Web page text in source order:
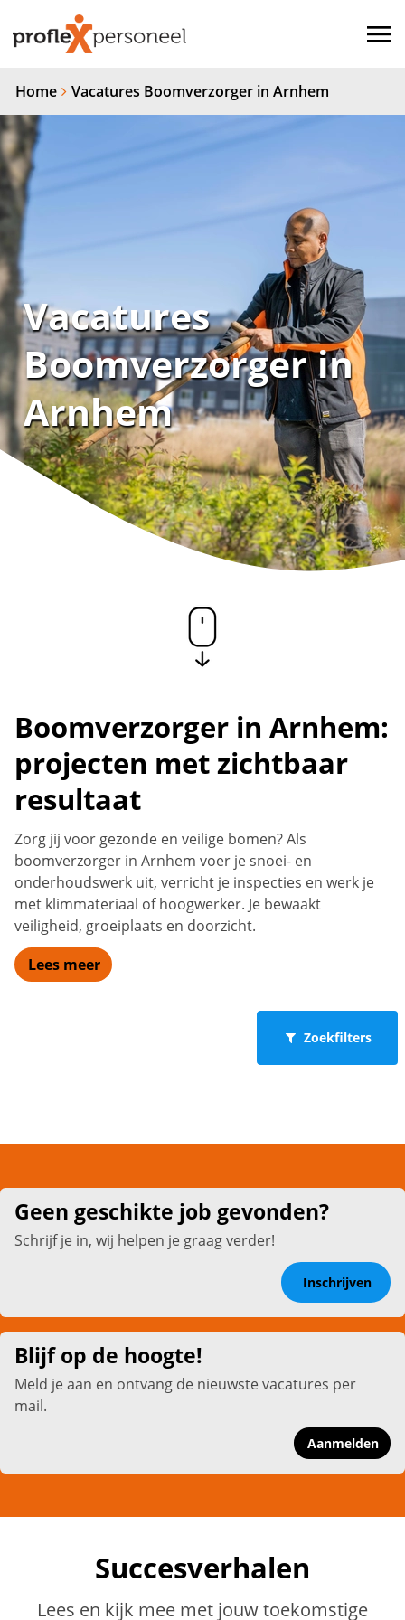
Home Vacatures Boomverzorger in Arnhem
Vacatures
Boomverzorger in
Arnhem
Boomverzorger in Arnhem:
projecten met zichtbaar
resultaat
Zorg jij voor gezonde en veilige bomen? Als
boomverzorger in Arnhem voer je snoei- en
onderhoudswerk uit, verricht je inspecties en werk je
met klimmateriaal of hoogwerker. Je bewaakt
veiligheid, groeiplaats en doorzicht.
Lees meer
Zoekfilters
Geen geschikte job gevonden?
Schrijf je in, wij helpen je graag verder!
Inschrijven
Blijf op de hoogte!
Meld je aan en ontvang de nieuwste vacatures per
mail.
Aanmelden
Succesverhalen
Lees en kijk mee met jouw toekomstige